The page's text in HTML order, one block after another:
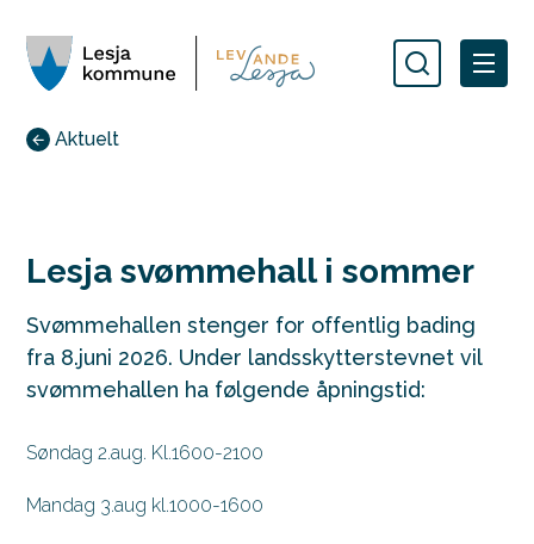
Du er her:
Aktuelt
Lesja svømmehall i sommer
Svømmehallen stenger for offentlig bading
fra 8.juni 2026. Under landsskytterstevnet vil
svømmehallen ha følgende åpningstid:
Søndag 2.aug. Kl.1600-2100
Mandag 3.aug kl.1000-1600